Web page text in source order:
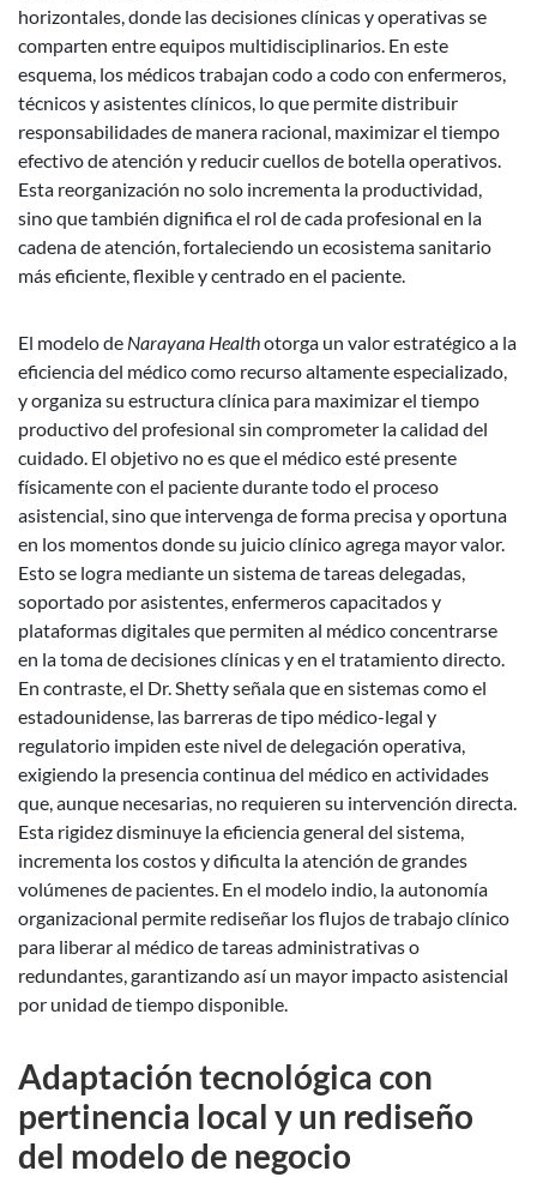
horizontales, donde las decisiones clínicas y operativas se
comparten entre equipos multidisciplinarios. En este
esquema, los médicos trabajan codo a codo con enfermeros,
técnicos y asistentes clínicos, lo que permite distribuir
responsabilidades de manera racional, maximizar el tiempo
efectivo de atención y reducir cuellos de botella operativos.
Esta reorganización no solo incrementa la productividad,
sino que también dignifica el rol de cada profesional en la
cadena de atención, fortaleciendo un ecosistema sanitario
más eficiente, flexible y centrado en el paciente.
El modelo de Narayana Healthotorga un valor estratégico a la
eficiencia del médico como recurso altamente especializado,
y organiza su estructura clínica para maximizar el tiempo
productivo del profesional sin comprometer la calidad del
cuidado. El objetivo no es que el médico esté presente
físicamente con el paciente durante todo el proceso
asistencial, sino que intervenga de forma precisa y oportuna
en los momentos donde su juicio clínico agrega mayor valor.
Esto se logra mediante un sistema de tareas delegadas,
soportado por asistentes, enfermeros capacitados y
plataformas digitales que permiten al médico concentrarse
en la toma de decisiones clínicas y en el tratamiento directo.
En contraste, el Dr. Shetty señala que en sistemas como el
estadounidense, las barreras de tipo médico-legal y
regulatorio impiden este nivel de delegación operativa,
exigiendo la presencia continua del médico en actividades
que, aunque necesarias, no requieren su intervención directa.
Esta rigidez disminuye la eficiencia general del sistema,
incrementa los costos y dificulta la atención de grandes
volúmenes de pacientes. En el modelo indio, la autonomía
organizacional permite rediseñar los flujos de trabajo clínico
para liberar al médico de tareas administrativas o
redundantes, garantizando así un mayor impacto asistencial
por unidad de tiempo disponible.
Adaptación tecnológica con
pertinencia local y un rediseño
del modelo de negocio